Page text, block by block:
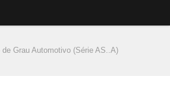
Grau Automotivo (Série AS..A)